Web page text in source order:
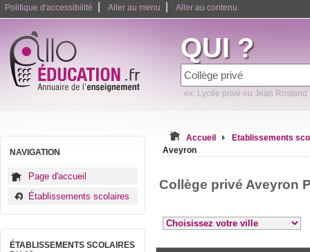
Politique d'accessibilité Aller au menu Aller au contenu
QUI ?
ex: Lycée privé ou Jean Rostand
NAVIGATION
Page d'accueil
Établissements scolaires
ÉTABLISSEMENTS SCOLAIRES
Accueil
Etablissements
Aveyron
Collège privé Aveyron